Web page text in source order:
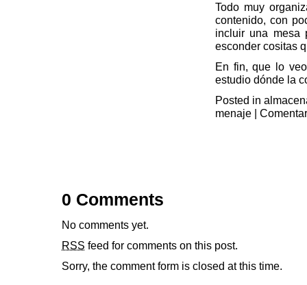
Todo muy
contenido, con
incluir una mesa
esconder cositas
En fin, que lo
estudio dónde la
Posted in
menaje |
0 Comments
No comments yet.
RSS feed for comments on this post.
Sorry, the comment form is closed at this time.